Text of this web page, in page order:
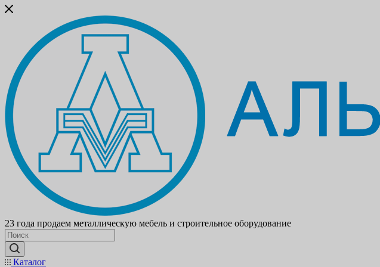
23 года продаем металлическую мебель и строительное оборудование
Каталог